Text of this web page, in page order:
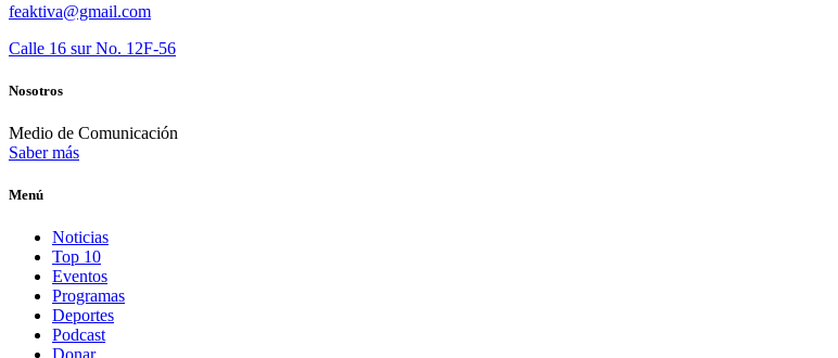
feaktiva@gmail.com
Calle 16 sur No. 12F-56
Nosotros
Medio de Comunicación
Saber más
Menú
Noticias
Top 10
Eventos
Programas
Deportes
Podcast